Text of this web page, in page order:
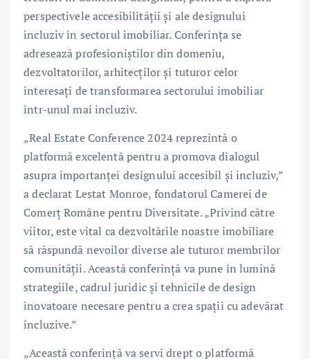
perspectivele accesibilității și ale designului
incluziv în sectorul imobiliar. Conferința se
adresează profesioniștilor din domeniu,
dezvoltatorilor, arhitecților și tuturor celor
interesați de transformarea sectorului imobiliar
într-unul mai incluziv.
„Real Estate Conference 2024 reprezintă o
platformă excelentă pentru a promova dialogul
asupra importanței designului accesibil și incluziv,”
a declarat Lestat Monroe, fondatorul Camerei de
Comerț Române pentru Diversitate. „Privind către
viitor, este vital ca dezvoltările noastre imobiliare
să răspundă nevoilor diverse ale tuturor membrilor
comunității. Această conferință va pune în lumină
strategiile, cadrul juridic și tehnicile de design
inovatoare necesare pentru a crea spații cu adevărat
incluzive.”
„Această conferință va servi drept o platformă